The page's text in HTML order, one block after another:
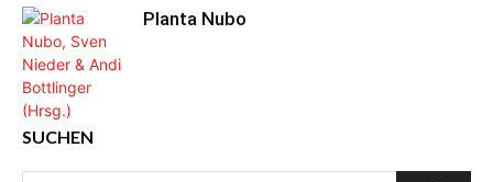
Planta Nubo
SUCHEN